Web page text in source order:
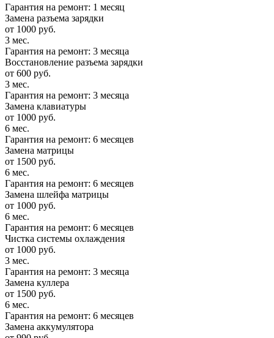
Гарантия на ремонт: 1 месяц
Замена разъема зарядки
от 1000 руб.
3 мес.
Гарантия на ремонт: 3 месяца
Восстановление разъема зарядки
от 600 руб.
3 мес.
Гарантия на ремонт: 3 месяца
Замена клавиатуры
от 1000 руб.
6 мес.
Гарантия на ремонт: 6 месяцев
Замена матрицы
от 1500 руб.
6 мес.
Гарантия на ремонт: 6 месяцев
Замена шлейфа матрицы
от 1000 руб.
6 мес.
Гарантия на ремонт: 6 месяцев
Чистка системы охлаждения
от 1000 руб.
3 мес.
Гарантия на ремонт: 3 месяца
Замена куллера
от 1500 руб.
6 мес.
Гарантия на ремонт: 6 месяцев
Замена аккумулятора